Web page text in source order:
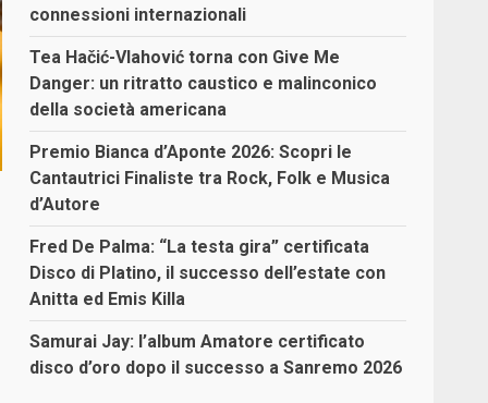
connessioni internazionali
Tea Hačić-Vlahović torna con Give Me
Danger: un ritratto caustico e malinconico
della società americana
Premio Bianca d’Aponte 2026: Scopri le
Cantautrici Finaliste tra Rock, Folk e Musica
d’Autore
Fred De Palma: “La testa gira” certificata
Disco di Platino, il successo dell’estate con
Anitta ed Emis Killa
Samurai Jay: l’album Amatore certificato
disco d’oro dopo il successo a Sanremo 2026